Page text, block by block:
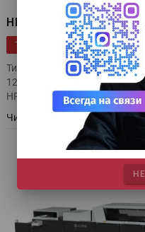
HP продала 1000-ю
ТЕГИ Конференции|
Типография Ryan Printing
12000 HD Digital Press,
HP Indigo Series 4 формата
Читать далее